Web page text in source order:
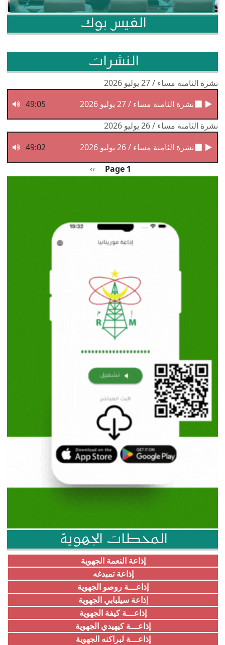
الفيس بوك
النشرات
نشرة الثامنة مساء / 27 يوليو 2026
نشرة الثامنة مساء / 27 يوليو 2026
49:05
نشرة الثامنة مساء / 26 يوليو 2026
نشرة الثامنة مساء / 26 يوليو 2026
49:02
Page 1 الصفحة التالية
››
المحطات الجهوية
إذاعة النعمة الجهوية
إذاعة تمبدغه
إذاعـــة روصو الجهوية
إذاعة سيلبابي الجهوية
إذاعـــة كيفة الجهوية
إذاعـــة كيهيدي الجهوية
إذاعـــة لبراكنه الجهوية